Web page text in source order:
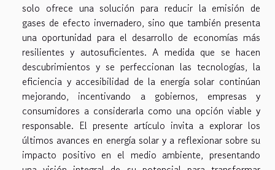
solo ofrece una solución para reducir la emisión de
gases de efecto invernadero, sino que también presenta
una oportunidad para el desarrollo de economías más
resilientes y autosuficientes. A medida que se hacen
descubrimientos y se perfeccionan las tecnologías, la
eficiencia y accesibilidad de la energía solar continúan
mejorando, incentivando a gobiernos, empresas y
consumidores a considerarla como una opción viable y
responsable. El presente artículo invita a explorar los
últimos avances en energía solar y a reflexionar sobre su
impacto positivo en el medio ambiente, presentando